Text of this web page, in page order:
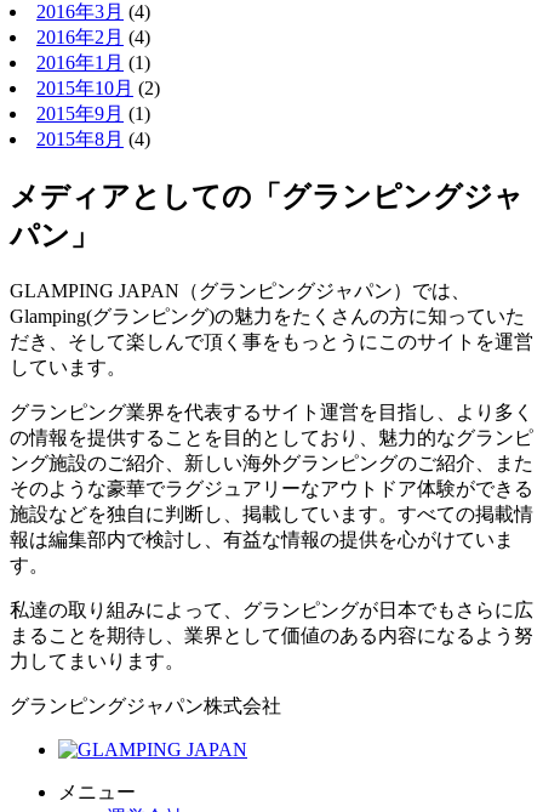
2016年3月 (4)
2016年2月 (4)
2016年1月 (1)
2015年10月 (2)
2015年9月 (1)
2015年8月 (4)
メディアとしての「グランピングジャ
パン」
GLAMPING JAPAN（グランピングジャパン）では、
Glamping(グランピング)の魅力をたくさんの方に知っていた
だき、そして楽しんで頂く事をもっとうにこのサイトを運営
しています。
グランピング業界を代表するサイト運営を目指し、より多く
の情報を提供することを目的としており、魅力的なグランピ
ング施設のご紹介、新しい海外グランピングのご紹介、また
そのような豪華でラグジュアリーなアウトドア体験ができる
施設などを独自に判断し、掲載しています。すべての掲載情
報は編集部内で検討し、有益な情報の提供を心がけていま
す。
私達の取り組みによって、グランピングが日本でもさらに広
まることを期待し、業界として価値のある内容になるよう努
力してまいります。
グランピングジャパン株式会社
メニュー